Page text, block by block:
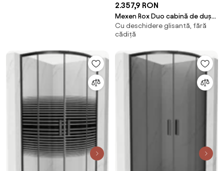
2.357,9 RON
Mexen Rox Duo cabină de duș
glisantă 100 x 90 cm,
transparent, crom - 8C2D-100-
Cu deschidere glisantă, fără
cădiță